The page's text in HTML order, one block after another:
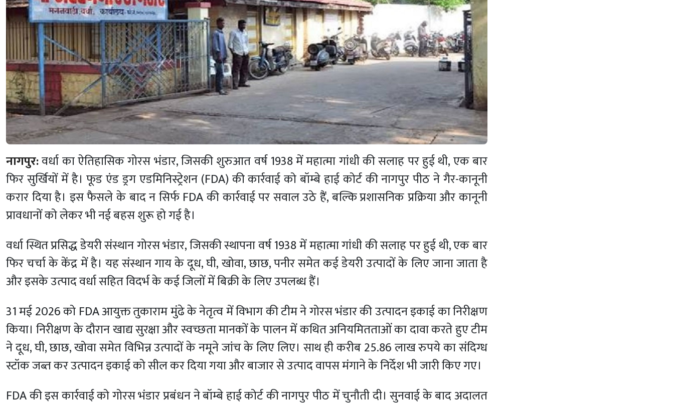
नागपुर:वर्धा का ऐतिहासिक गोरस भंडार, जिसकी शुरुआत वर्ष 1938 में महात्मा गांधी की सलाह पर हुई थी, एक बार
फिर सुर्खियों में है। फूड एंड ड्रग एडमिनिस्ट्रेशन (FDA) की कार्रवाई को बॉम्बे हाई कोर्ट की नागपुर पीठ ने गैर-कानूनी
करार दिया है। इस फैसले के बाद न सिर्फ FDA की कार्रवाई पर सवाल उठे हैं, बल्कि प्रशासनिक प्रक्रिया और कानूनी
प्रावधानों को लेकर भी नई बहस शुरू हो गई है।
वर्धा स्थित प्रसिद्ध डेयरी संस्थान गोरस भंडार, जिसकी स्थापना वर्ष 1938 में महात्मा गांधी की सलाह पर हुई थी, एक बार
फिर चर्चा के केंद्र में है। यह संस्थान गाय के दूध, घी, खोवा, छाछ, पनीर समेत कई डेयरी उत्पादों के लिए जाना जाता है
और इसके उत्पाद वर्धा सहित विदर्भ के कई जिलों में बिक्री के लिए उपलब्ध हैं।
31 मई 2026 को FDA आयुक्त तुकाराम मुंढे के नेतृत्व में विभाग की टीम ने गोरस भंडार की उत्पादन इकाई का निरीक्षण
किया। निरीक्षण के दौरान खाद्य सुरक्षा और स्वच्छता मानकों के पालन में कथित अनियमितताओं का दावा करते हुए टीम
ने दूध, घी, छाछ, खोवा समेत विभिन्न उत्पादों के नमूने जांच के लिए लिए। साथ ही करीब 25.86 लाख रुपये का संदिग्ध
स्टॉक जब्त कर उत्पादन इकाई को सील कर दिया गया और बाजार से उत्पाद वापस मंगाने के निर्देश भी जारी किए गए।
FDA की इस कार्रवाई को गोरस भंडार प्रबंधन ने बॉम्बे हाई कोर्ट की नागपुर पीठ में चुनौती दी। सुनवाई के बाद अदालत